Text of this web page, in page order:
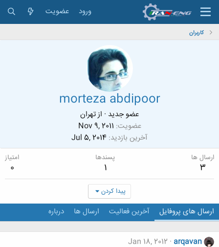
ورود عضویت
کاربران
morteza abdipoor
عضو جدید · ازتهران
عضویت Nov 9, 2011
آخرین بازدید Jul 5, 2014
ارسال ها
3
پسندها
1
امتیاز
0
پیدا کردن
ارسال های پروفایل آخرین فعالیت ارسال ها درباره
arqavan
Jan 18, 2012